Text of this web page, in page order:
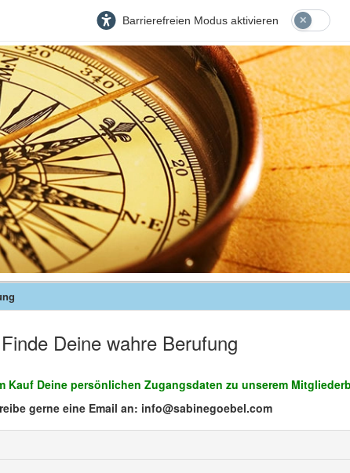
Barrierefreien Modus aktivieren
Deine wahre Berufung
Kauf Deine persönlichen Zugangsdaten zu unserem
gerne eine Email an: info@sabinegoebel.com